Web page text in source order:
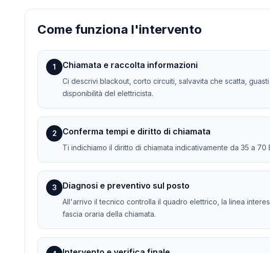
Come funziona l'intervento
1 Chiamata e raccolta informazioni
Ci descrivi blackout, corto circuiti, salvavita che scatta,
disponibilità del elettricista.
2 Conferma tempi e diritto di chiamata
Ti indichiamo il diritto di chiamata indicativamente da 35 a
3 Diagnosi e preventivo sul posto
All'arrivo il tecnico controlla il quadro elettrico, la linea
fascia oraria della chiamata.